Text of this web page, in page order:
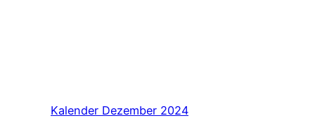
Kalender Dezember 2024